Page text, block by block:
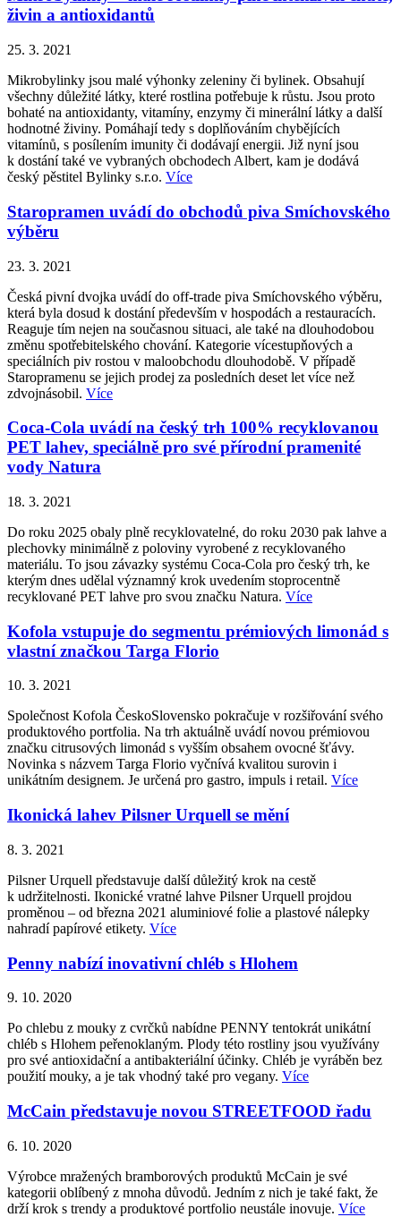
živin a antioxidantů
25. 3. 2021
Mikrobylinky jsou malé výhonky zeleniny či bylinek. Obsahují
všechny důležité látky, které rostlina potřebuje k růstu. Jsou proto
bohaté na antioxidanty, vitamíny, enzymy či minerální látky a další
hodnotné živiny. Pomáhají tedy s doplňováním chybějících
vitamínů, s posílením imunity či dodávají energii. Již nyní jsou
k dostání také ve vybraných obchodech Albert, kam je dodává
český pěstitel Bylinky s.r.o. Více
Staropramen uvádí do obchodů piva Smíchovského
výběru
23. 3. 2021
Česká pivní dvojka uvádí do off-trade piva Smíchovského výběru,
která byla dosud k dostání především v hospodách a restauracích.
Reaguje tím nejen na současnou situaci, ale také na dlouhodobou
změnu spotřebitelského chování. Kategorie vícestupňových a
speciálních piv rostou v maloobchodu dlouhodobě. V případě
Staropramenu se jejich prodej za posledních deset let více než
zdvojnásobil. Více
Coca-Cola uvádí na český trh 100% recyklovanou
PET lahev, speciálně pro své přírodní pramenité
vody Natura
18. 3. 2021
Do roku 2025 obaly plně recyklovatelné, do roku 2030 pak lahve a
plechovky minimálně z poloviny vyrobené z recyklovaného
materiálu. To jsou závazky systému Coca-Cola pro český trh, ke
kterým dnes udělal významný krok uvedením stoprocentně
recyklované PET lahve pro svou značku Natura. Více
Kofola vstupuje do segmentu prémiových limonád s
vlastní značkou Targa Florio
10. 3. 2021
Společnost Kofola ČeskoSlovensko pokračuje v rozšiřování svého
produktového portfolia. Na trh aktuálně uvádí novou prémiovou
značku citrusových limonád s vyšším obsahem ovocné šťávy.
Novinka s názvem Targa Florio vyčnívá kvalitou surovin i
unikátním designem. Je určená pro gastro, impuls i retail. Více
Ikonická lahev Pilsner Urquell se mění
8. 3. 2021
Pilsner Urquell představuje další důležitý krok na cestě
k udržitelnosti. Ikonické vratné lahve Pilsner Urquell projdou
proměnou – od března 2021 aluminiové folie a plastové nálepky
nahradí papírové etikety. Více
Penny nabízí inovativní chléb s Hlohem
9. 10. 2020
Po chlebu z mouky z cvrčků nabídne PENNY tentokrát unikátní
chléb s Hlohem peřenoklaným. Plody této rostliny jsou využívány
pro své antioxidační a antibakteriální účinky. Chléb je vyráběn bez
použití mouky, a je tak vhodný také pro vegany. Více
McCain představuje novou STREETFOOD řadu
6. 10. 2020
Výrobce mražených bramborových produktů McCain je své
kategorii oblíbený z mnoha důvodů. Jedním z nich je také fakt, že
drží krok s trendy a produktové portfolio neustále inovuje. Více